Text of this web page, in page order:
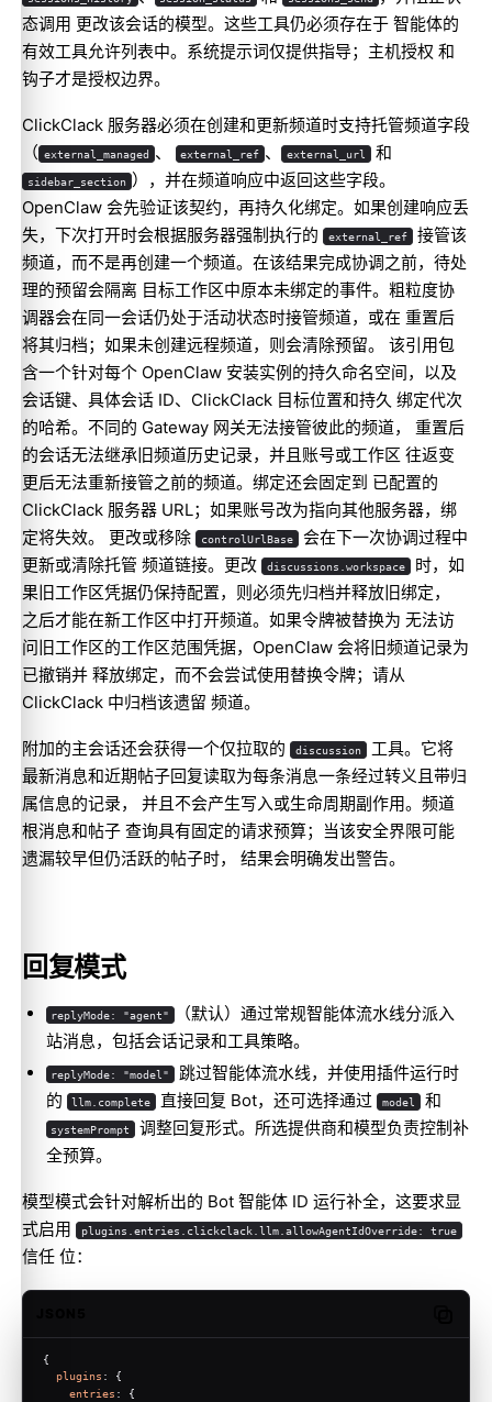
态调用 更改该会话的模型。这些工具仍必须存在于 智能体的
有效工具允许列表中。系统提示词仅提供指导；主机授权 和
钩子才是授权边界。
ClickClack 服务器必须在创建和更新频道时支持托管频道字段
（ external_managed 、 external_ref 、 external_url 和
sidebar_section ），并在频道响应中返回这些字段。
OpenClaw 会先验证该契约，再持久化绑定。如果创建响应丢
失，下次打开时会根据服务器强制执行的
external_ref 接管该
频道，而不是再创建一个频道。在该结果完成协调之前，待处
理的预留会隔离 目标工作区中原本未绑定的事件。粗粒度协
调器会在同一会话仍处于活动状态时接管频道，或在 重置后
将其归档；如果未创建远程频道，则会清除预留。 该引用包
含一个针对每个 OpenClaw 安装实例的持久命名空间，以及
会话键、具体会话 ID、ClickClack 目标位置和持久 绑定代次
的哈希。不同的 Gateway 网关无法接管彼此的频道， 重置后
的会话无法继承旧频道历史记录，并且账号或工作区 往返变
更后无法重新接管之前的频道。绑定还会固定到 已配置的
ClickClack 服务器 URL；如果账号改为指向其他服务器，绑
定将失效。 更改或移除
controlUrlBase 会在下一次协调过程中
更新或清除托管 频道链接。更改
discussions.workspace 时，如
果旧工作区凭据仍保持配置，则必须先归档并释放旧绑定，
之后才能在新工作区中打开频道。如果令牌被替换为 无法访
问旧工作区的工作区范围凭据，OpenClaw 会将旧频道记录为
已撤销并 释放绑定，而不会尝试使用替换令牌；请从
ClickClack 中归档该遗留 频道。
附加的主会话还会获得一个仅拉取的 discussion 工具。它将
最新消息和近期帖子回复读取为每条消息一条经过转义且带归
属信息的记录， 并且不会产生写入或生命周期副作用。频道
根消息和帖子 查询具有固定的请求预算；当该安全界限可能
遗漏较早但仍活跃的帖子时， 结果会明确发出警告。
回复模式
replyMode: "agent"
（默认）通过常规智能体流水线分派入
站消息，包括会话记录和工具策略。
replyMode: "model"
跳过智能体流水线，并使用插件运行时
的
llm.complete 直接回复 Bot，还可选择通过 model 和
systemPrompt
调整回复形式。所选提供商和模型负责控制补
全预算。
模型模式会针对解析出的 Bot 智能体 ID 运行补全，这要求显
式启用
plugins.entries.clickclack.llm.allowAgentIdOverride: true
信任 位：
{
plugins : {
entries : {